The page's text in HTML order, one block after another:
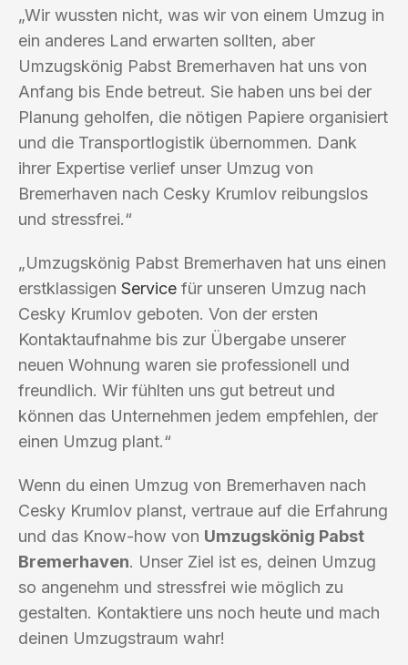
„Wir wussten nicht, was wir von einem Umzug in
ein anderes Land erwarten sollten, aber
Umzugskönig Pabst Bremerhaven hat uns von
Anfang bis Ende betreut. Sie haben uns bei der
Planung geholfen, die nötigen Papiere organisiert
und die Transportlogistik übernommen. Dank
ihrer Expertise verlief unser Umzug von
Bremerhaven nach Cesky Krumlov reibungslos
und stressfrei.“
„Umzugskönig Pabst Bremerhaven hat uns einen
erstklassigen Service für unseren Umzug nach
Cesky Krumlov geboten. Von der ersten
Kontaktaufnahme bis zur Übergabe unserer
neuen Wohnung waren sie professionell und
freundlich. Wir fühlten uns gut betreut und
können das Unternehmen jedem empfehlen, der
einen Umzug plant.“
Wenn du einen Umzug von Bremerhaven nach
Cesky Krumlov planst, vertraue auf die Erfahrung
und das Know-how von Umzugskönig Pabst
Bremerhaven. Unser Ziel ist es, deinen Umzug
so angenehm und stressfrei wie möglich zu
gestalten. Kontaktiere uns noch heute und mach
deinen Umzugstraum wahr!